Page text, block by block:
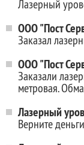
Лазерный
ООО "Пост
Заказал
ООО "Пост
Заказали
метровая.
Лазерный
Верните